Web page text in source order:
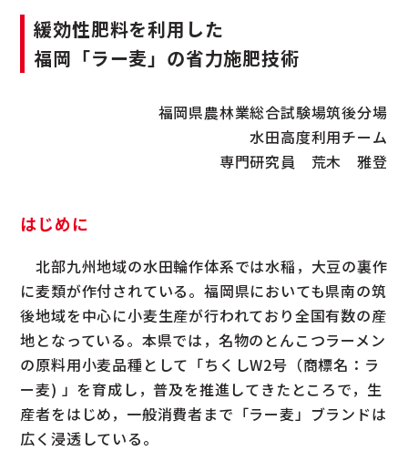
緩効性肥料を利用した
福岡「ラー麦」の省力施肥技術
福岡県農林業総合試験場筑後分場
水田高度利用チーム
専門研究員 荒木 雅登
はじめに
北部九州地域の水田輪作体系では水稲，大豆の裏作
に麦類が作付されている。福岡県においても県南の筑
後地域を中心に小麦生産が行われており全国有数の産
地となっている。本県では，名物のとんこつラーメン
の原料用小麦品種として「ちくしW2号（商標名：ラ
ー麦) 」を育成し，普及を推進してきたところで，生
産者をはじめ，一般消費者まで「ラー麦」ブランドは
広く浸透している。